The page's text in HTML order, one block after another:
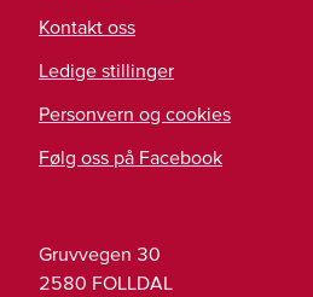
Gruvvegen 30
2580 FOLLDAL
Kontakt oss
Ledige stillinger
Personvern og cookies
Følg oss på Facebook